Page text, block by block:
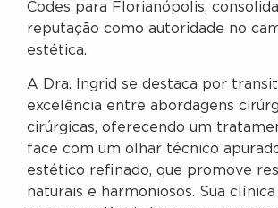
Codes para Florianópolis,
reputação como autoridade no
estética.
A Dra. Ingrid se destaca por
excelência entre abordagens
cirúrgicas, oferecendo um
face com um olhar técnico
estético refinado, que promove
naturais e harmoniosos. Sua